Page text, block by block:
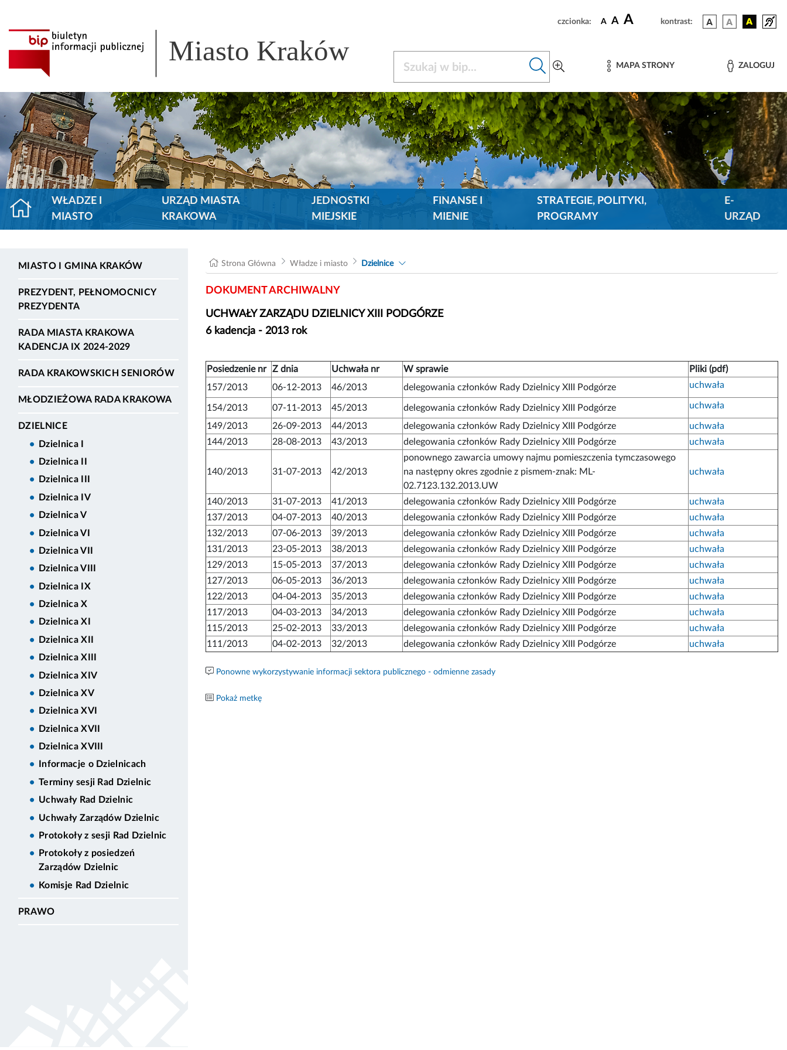
czcionka: A A A kontrast:
Miasto Kraków MAPA STRONY ZALOGUJ
WŁADZE I
MIASTO
URZĄD MIASTA
KRAKOWA
JEDNOSTKI
MIEJSKIE
FINANSE I
MIENIE
STRATEGIE, POLITYKI,
PROGRAMY
E-
URZĄD
MIASTO I GMINA KRAKÓW
PREZYDENT, PEŁNOMOCNICY
PREZYDENTA
RADA MIASTA KRAKOWA
KADENCJA IX 2024-2029
RADA KRAKOWSKICH SENIORÓW
MŁODZIEŻOWA RADA KRAKOWA
DZIELNICE
Dzielnica I
Dzielnica II
Dzielnica III
Dzielnica IV
Dzielnica V
Dzielnica VI
Dzielnica VII
Dzielnica VIII
Dzielnica IX
Dzielnica X
Dzielnica XI
Dzielnica XII
Dzielnica XIII
Dzielnica XIV
Dzielnica XV
Dzielnica XVI
Dzielnica XVII
Dzielnica XVIII
Informacje o Dzielnicach
Terminy sesji Rad Dzielnic
Uchwały Rad Dzielnic
Uchwały Zarządów Dzielnic
Protokoły z sesji Rad Dzielnic
Protokoły z posiedzeń
Zarządów Dzielnic
Komisje Rad Dzielnic
PRAWO
Strona Główna Władze i miasto Dzielnice
DOKUMENT ARCHIWALNY
UCHWAŁY ZARZĄDU DZIELNICY XIII PODGÓRZE
6 kadencja - 2013 rok
Posiedzenie nr Z dnia Uchwała nr W sprawie
Pliki (pdf)
157/2013
06-12-2013 46/2013 delegowania członków Rady Dzielnicy XIII Podgórze uchwała
154/2013 07-11-2013 45/2013 delegowania członków Rady Dzielnicy XIII Podgórze uchwała
149/2013 26-09-2013 44/2013 delegowania członków Rady Dzielnicy XIII Podgórze
uchwała
144/2013
28-08-2013 43/2013 delegowania członków Rady Dzielnicy XIII Podgórze uchwała
140/2013 31-07-2013 42/2013
ponownego zawarcia umowy najmu pomieszczenia tymczasowego
na następny okres zgodnie z pismem-znak: ML-
02.7123.132.2013.UW
uchwała
140/2013 31-07-2013 41/2013 delegowania członków Rady Dzielnicy XIII Podgórze
uchwała
137/2013
04-07-2013 40/2013 delegowania członków Rady Dzielnicy XIII Podgórze
uchwała
132/2013
07-06-2013 39/2013 delegowania członków Rady Dzielnicy XIII Podgórze
uchwała
131/2013
23-05-2013 38/2013 delegowania członków Rady Dzielnicy XIII Podgórze
uchwała
129/2013
15-05-2013 37/2013 delegowania członków Rady Dzielnicy XIII Podgórze
uchwała
127/2013
06-05-2013 36/2013 delegowania członków Rady Dzielnicy XIII Podgórze
uchwała
122/2013
04-04-2013 35/2013 delegowania członków Rady Dzielnicy XIII Podgórze
uchwała
117/2013
04-03-2013 34/2013 delegowania członków Rady Dzielnicy XIII Podgórze
uchwała
115/2013
25-02-2013 33/2013 delegowania członków Rady Dzielnicy XIII Podgórze
uchwała
111/2013
04-02-2013 32/2013 delegowania członków Rady Dzielnicy XIII Podgórze uchwała
Ponowne wykorzystywanie informacji sektora publicznego - odmienne zasady
Pokaż metkę